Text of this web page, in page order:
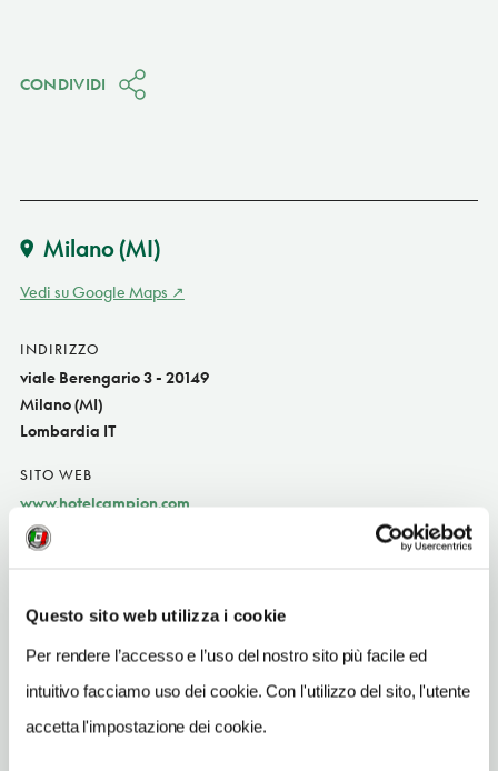
Questo sito web utilizza i cookie
Per rendere l’accesso e l’uso del nostro sito più facile ed
intuitivo facciamo uso dei cookie. Con l'utilizzo del sito, l'utente
accetta l'impostazione dei cookie.
CONDIVIDI
Milano(MI)
Vedi su Google Maps
INDIRIZZO
viale Berengario 3 - 20149
Milano (MI)
Lombardia IT
SITO WEB
www.hotelcampion.com
INDIRIZZO EMAIL
TELEFONO
02462363
NUMERO CAMERE
27